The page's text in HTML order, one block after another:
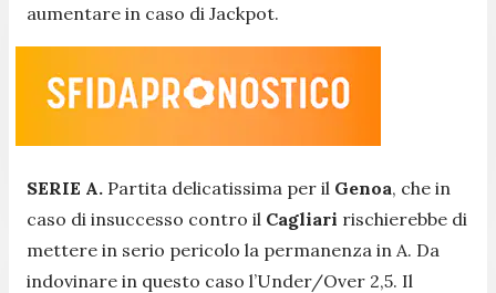
aumentare in caso di Jackpot.
SERIE A. Partita delicatissima per il Genoa, che in
caso di insuccesso contro il Cagliari rischierebbe di
mettere in serio pericolo la permanenza in A. Da
indovinare in questo caso l’Under/Over 2,5. Il